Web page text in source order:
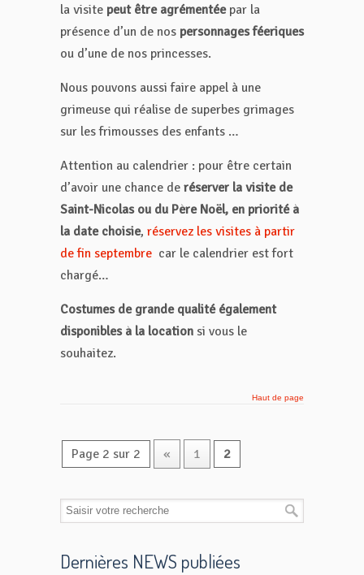
la visite peut être agrémentée par la
présence d’un de nos personnages féeriques
ou d’une de nos princesses.
Nous pouvons aussi faire appel à une
grimeuse qui réalise de superbes grimages
sur les frimousses des enfants …
Attention au calendrier : pour être certain
d’avoir une chance de réserver la visite de
Saint-Nicolas ou du Père Noël, en priorité à
la date choisie, réservez les visites à partir
de fin septembre car le calendrier est fort
chargé…
Costumes de grande qualité également
disponibles à la location si vous le
souhaitez.
Haut de page
Page 2 sur 2 « 1 2
Dernières NEWS publiées